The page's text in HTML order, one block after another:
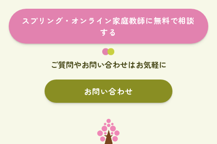
スプリング・オンライン家庭教師に無料で相談
する
ご質問やお問い合わせはお気軽に
お問い合わせ